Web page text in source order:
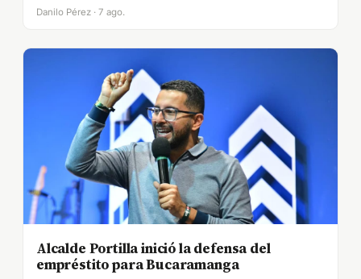
Danilo Pérez · 7 ago.
Alcalde Portilla inició la defensa del
empréstito para Bucaramanga